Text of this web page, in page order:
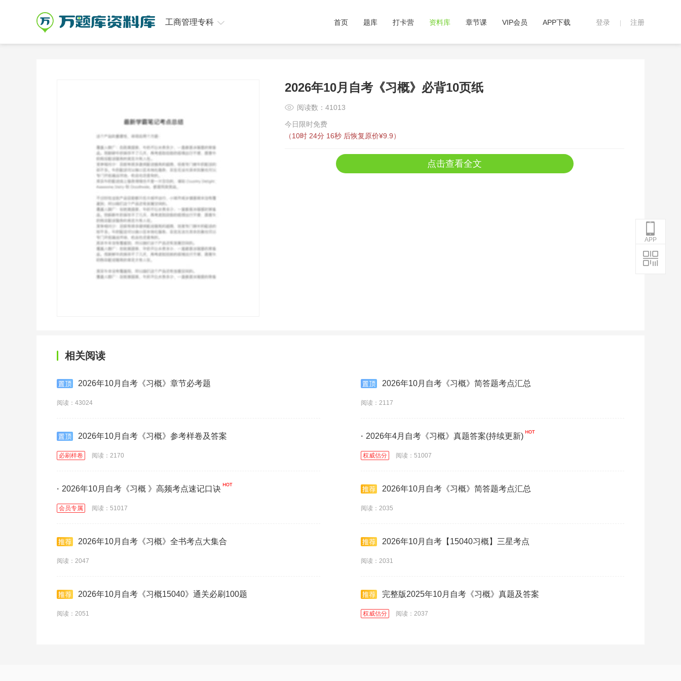
登录 注册
首页 题库 打卡营 资料库 章节课 VIP会员 APP下载
工商管理专科
2026年10月自考《习概》必背10页纸
阅读数：41013
今日限时免费
（10时 24分 16秒 后恢复原价¥9.9）
点击查看全文
相关阅读
2026年10月自考《习概》章节必考题
阅读：43024
2026年10月自考《习概》简答题考点汇总
阅读：2117
2026年10月自考《习概》参考样卷及答案
必刷样卷 阅读：2170
· 2026年4月自考《习概》真题答案(持续更新)
权威估分 阅读：51007
· 2026年10月自考《习概 》高频考点速记口诀
会员专属 阅读：51017
2026年10月自考《习概》简答题考点汇总
阅读：2035
2026年10月自考《习概》全书考点大集合
阅读：2047
2026年10月自考【15040习概】三星考点
阅读：2031
2026年10月自考《习概15040》通关必刷100题
阅读：2051
完整版2025年10月自考《习概》真题及答案
权威估分 阅读：2037
APP